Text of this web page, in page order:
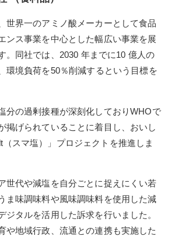
世界一のアミノ酸メーカーとして食品
ンス事業を中心とした幅広い事業を展
。同社では、2030 年までに10 億人の
環境負荷を50％削減するという目標を
分の過剰接種が深刻化しておりWHOで
掲げられていることに着目し、おいし
スマ塩）」プロジェクトを推進しま
世代や減塩を自分ごとに捉えにくい若
ま味調味料や風味調味料を使用した減
ジタルを活用した訴求を行いました。
や地域行政、流通との連携も実施した